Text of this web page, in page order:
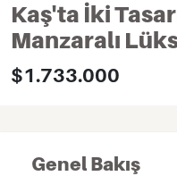
Kaş'ta İki
Manzaralı
$1.733.000
Genel Bakış